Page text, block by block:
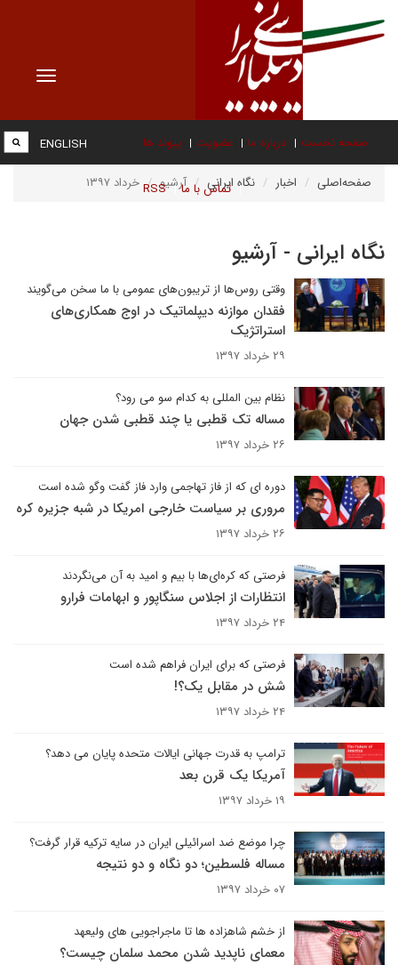
Toggle
صفحه نخست درباره ما عضویت پیوند ها
تماس با ما RSS
ENGLISH
صفحه‌اصلی اخبار نگاه ایرانی آرشیو خرداد ۱۳۹۷
نگاه ایرانی - آرشیو
وقتی روس‌ها از تریبون‌های عمومی با ما سخن می‌گویند
فقدان موازنه دیپلماتیک در اوج همکاری‌های
استراتژیک
۲۹ خرداد ۱۳۹۷
نظام بین المللی به کدام سو می رود؟
مساله تک قطبی یا چند قطبی شدن جهان
۲۶ خرداد ۱۳۹۷
دوره ای که از فاز تهاجمی وارد فاز گفت وگو شده است
مروری بر سیاست خارجی امریکا در شبه جزیره کره
۲۶ خرداد ۱۳۹۷
فرصتی که کره‌ای‌ها با بیم و امید به آن می‌نگردند
انتظارات از اجلاس سنگاپور و ابهامات فرارو
۲۴ خرداد ۱۳۹۷
فرصتی که برای ایران فراهم شده است
شش در مقابل یک؟!
۲۴ خرداد ۱۳۹۷
ترامپ به قدرت جهانی ایالات متحده پایان می دهد؟
آمریکا یک قرن بعد
۱۹ خرداد ۱۳۹۷
چرا موضع ضد اسرائیلی ایران در سایه ترکیه قرار گرفت؟
مساله فلسطین؛ دو نگاه و دو نتیجه
۰۷ خرداد ۱۳۹۷
از خشم شاهزاده ها تا ماجراجویی های ولیعهد
معمای ناپدید شدن محمد سلمان چیست؟